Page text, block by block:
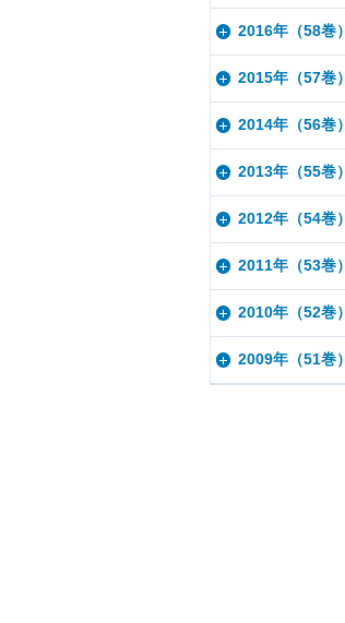
2016年（58巻）
2015年（57巻）
2014年（56巻）
2013年（55巻）
2012年（54巻）
2011年（53巻）
2010年（52巻）
2009年（51巻）